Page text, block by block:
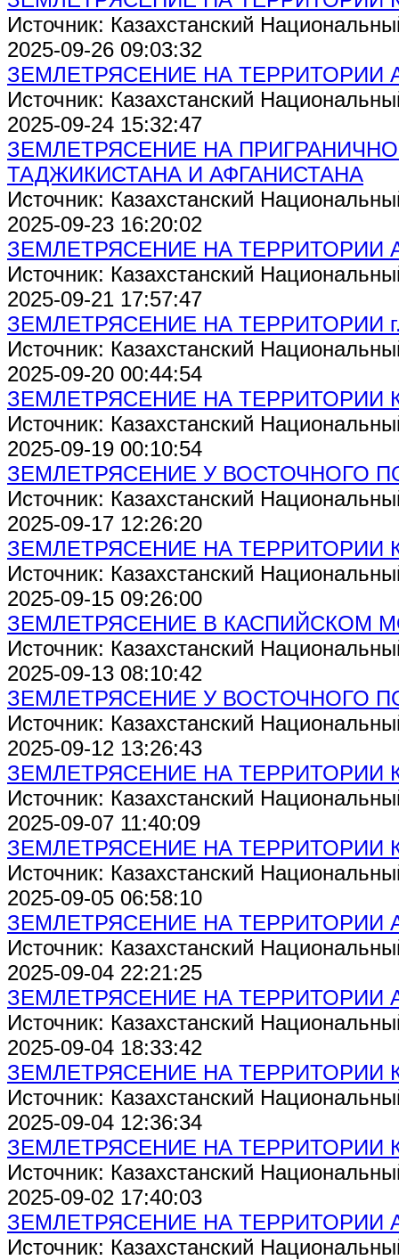
Источник: Казахстанский
2025-09-26 09:03:32
ЗЕМЛЕТРЯСЕНИЕ НА ТЕРРИТОРИИ
Источник: Казахстанский
2025-09-24 15:32:47
ЗЕМЛЕТРЯСЕНИЕ НА
ТАДЖИКИСТАНА И АФГАНИСТАНА
Источник: Казахстанский
2025-09-23 16:20:02
ЗЕМЛЕТРЯСЕНИЕ НА ТЕРРИТОРИИ
Источник: Казахстанский
2025-09-21 17:57:47
ЗЕМЛЕТРЯСЕНИЕ НА ТЕРРИТОРИИ
Источник: Казахстанский
2025-09-20 00:44:54
ЗЕМЛЕТРЯСЕНИЕ НА ТЕРРИТОРИИ
Источник: Казахстанский
2025-09-19 00:10:54
ЗЕМЛЕТРЯСЕНИЕ У ВОСТОЧНОГО
Источник: Казахстанский
2025-09-17 12:26:20
ЗЕМЛЕТРЯСЕНИЕ НА ТЕРРИТОРИИ
Источник: Казахстанский
2025-09-15 09:26:00
ЗЕМЛЕТРЯСЕНИЕ В КАСПИЙСКОМ
Источник: Казахстанский
2025-09-13 08:10:42
ЗЕМЛЕТРЯСЕНИЕ У ВОСТОЧНОГО
Источник: Казахстанский
2025-09-12 13:26:43
ЗЕМЛЕТРЯСЕНИЕ НА ТЕРРИТОРИИ
Источник: Казахстанский
2025-09-07 11:40:09
ЗЕМЛЕТРЯСЕНИЕ НА ТЕРРИТОРИИ
Источник: Казахстанский
2025-09-05 06:58:10
ЗЕМЛЕТРЯСЕНИЕ НА ТЕРРИТОРИИ
Источник: Казахстанский
2025-09-04 22:21:25
ЗЕМЛЕТРЯСЕНИЕ НА ТЕРРИТОРИИ
Источник: Казахстанский
2025-09-04 18:33:42
ЗЕМЛЕТРЯСЕНИЕ НА ТЕРРИТОРИИ
Источник: Казахстанский
2025-09-04 12:36:34
ЗЕМЛЕТРЯСЕНИЕ НА ТЕРРИТОРИИ
Источник: Казахстанский
2025-09-02 17:40:03
ЗЕМЛЕТРЯСЕНИЕ НА ТЕРРИТОРИИ
Источник: Казахстанский